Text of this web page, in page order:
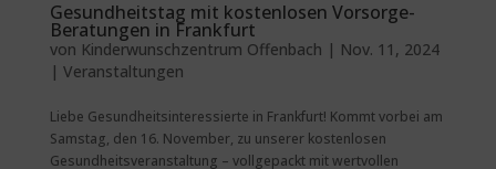
Gesundheitstag mit kostenlosen Vorsorge-
Beratungen in Frankfurt
von Kinderwunschzentrum Offenbach | Nov. 11, 2024
| Veranstaltungen
Liebe Gesundheitsinteressierte in Frankfurt! Kommt vorbei am
Samstag, den 16. November, zu unserer kostenlosen
Gesundheitsveranstaltung – vollgepackt mit wertvollen